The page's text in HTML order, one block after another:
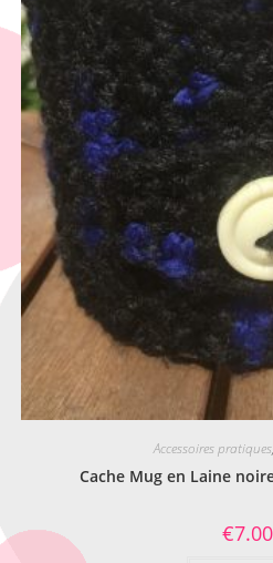
Accessoires pratiques,
Cache Mug en Laine
€7.00